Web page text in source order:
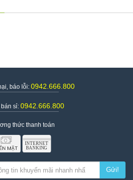
nào để ngon?
Hiroshi có thể được sử dụng trực tiếp
thực phẩm khác như món ăn hàng
bột/cháo của bé khi nấu hoặc hòa với
cho bé. Ngoài ra, bạn có thể nấu thành
kết cung cấp nước cốt hầm xương
sản phẩm dinh dưỡng cho bé khác chính
cách nhấn nút “Mua hàng” trên trang
cửa hàng tại địa chỉ: Số 62, Yên Đỗ,
Hồ Chí Minh .
báo lỗi: 0942.666.800
sỉ: 0942.666.800
thức thanh toán
Gửi!